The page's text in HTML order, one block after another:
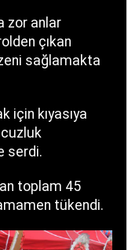
zor anlar
çıkan
sağlamakta
için kıyasıya
serdi.
toplam 45
tükendi.